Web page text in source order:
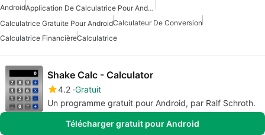
Android
Application De Calculatrice Pour Android
Calculatrice Gratuite Pour AndroidCalculateur De Conversion
Calculatrice FinancièreCalculatrice
Shake Calc - Calculator
4.2 Gratuit
Un programme gratuit pour Android, par Ralf Schroth.
Télécharger gratuit pour Android